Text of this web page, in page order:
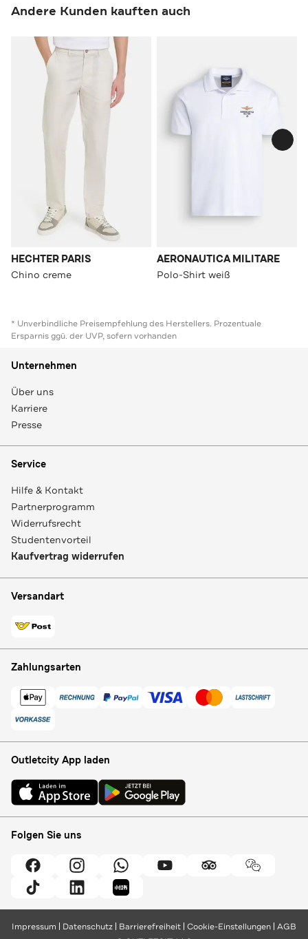
Andere Kunden kauften auch
HECHTER PARIS
Chino creme
AERONAUTICA MILITARE
Polo-Shirt weiß
* Unverbindliche Preisempfehlung des Herstellers. Prozentuale
Ersparnis ggü. der UVP, sofern vorhanden
Unternehmen
Über uns
Karriere
Presse
Service
Hilfe & Kontakt
Partnerprogramm
Widerrufsrecht
Studentenvorteil
Kaufvertrag widerrufen
Versandart
Zahlungsarten
Outletcity App laden
Folgen Sie uns
Impressum Datenschutz Barrierefreiheit Cookie-Einstellungen AGB